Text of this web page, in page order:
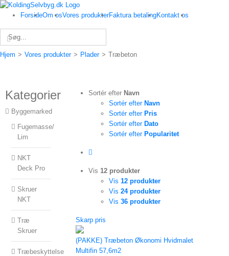
Skip
ForsideOm osVores produkterFaktura betalingKontakt os
Søg
efter:
Hjem > Vores produkter > Plader > Træbeton
Sortér efter Navn
Sortér efter Navn
Sortér efter Pris
Sortér efter Dato
Sortér efter Popularitet
Vis12 produkter
Vis12 produkter
Vis24 produkter
Vis36 produkter
Skarp pris
(PAKKE) Træbeton Økonomi Hvidmalet
Multifin 57,6m2
Kategorier
Byggemarked
Fugemasse/
Lim
NKT
Deck Pro
Skruer
NKT
Træ
Skruer
Træbeskyttelse